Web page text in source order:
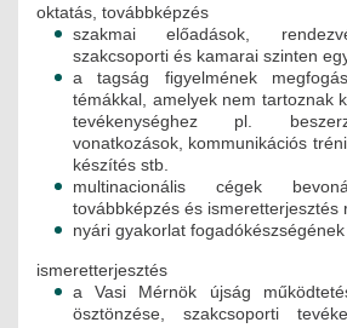
oktatás, továbbképzés
szakmai előadások,
szakcsoporti és kamarai szinten
a tagság figyelmének
témákkal, amelyek nem tartoznak
tevékenységhez pl.
vonatkozások, kommunikációs
készítés stb.
multinacionális cégek
továbbképzés és ismeretterjesztés
nyári gyakorlat
ismeretterjesztés
a Vasi Mérnök újság
ösztönzése, szakcsoporti